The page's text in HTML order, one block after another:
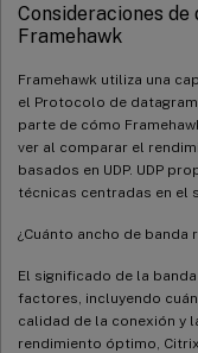
Consideraciones
Framehawk
Framehawk utiliza una
el Protocolo de
parte de cómo
ver al comparar el
basados en UDP. UDP
técnicas centradas en el
¿Cuánto ancho de banda
El significado de la
factores, incluyendo
calidad de la conexión y
rendimiento óptimo,